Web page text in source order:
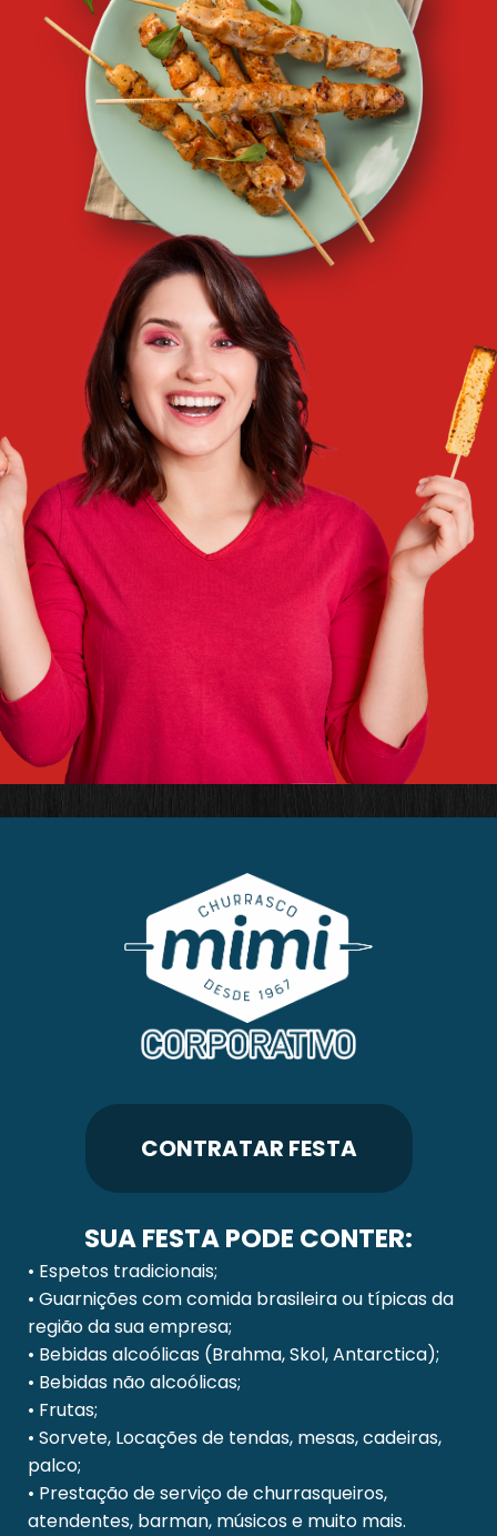
CONTRATAR FESTA
SUA FESTA PODE CONTER:
• Espetos tradicionais;
• Guarnições com comida brasileira ou típicas da
região da sua empresa;
• Bebidas alcoólicas (Brahma, Skol, Antarctica);
• Bebidas não alcoólicas;
• Frutas;
• Sorvete, Locações de tendas, mesas, cadeiras,
palco;
• Prestação de serviço de churrasqueiros,
atendentes, barman, músicos e muito mais.